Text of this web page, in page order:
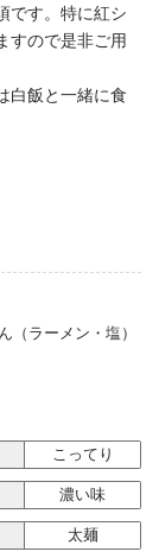
です。特に紅シ
すので是非ご用
白飯と一緒に食
（ラーメン・塩）
こってり
濃い味
太麺